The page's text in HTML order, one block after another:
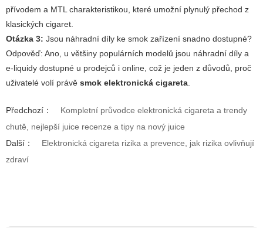
přívodem a MTL charakteristikou, které umožní plynulý přechod z
klasických cigaret.
Otázka 3: Jsou náhradní díly ke smok zařízení snadno dostupné?
Odpověď: Ano, u většiny populárních modelů jsou náhradní díly a
e-liquidy dostupné u prodejců i online, což je jeden z důvodů, proč
uživatelé volí právě smok elektronická cigareta
Předchozí：
Kompletní průvodce elektronická cigareta a trendy
chutě, nejlepší juice recenze a tipy na nový juice
Další：
Elektronická cigareta rizika a prevence, jak rizika ovlivňují
zdraví